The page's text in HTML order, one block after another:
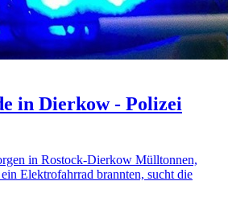
in Dierkow - Polizei
in Rostock-Dierkow Mülltonnen,
Elektrofahrrad brannten, sucht die